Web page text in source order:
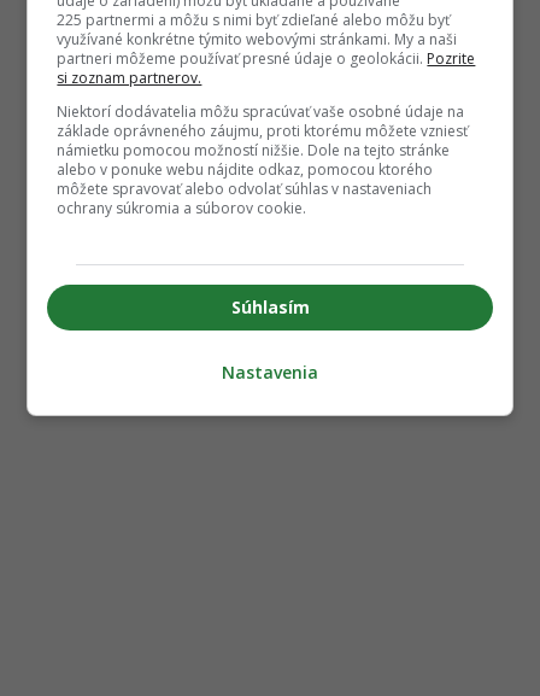
225 partnermi a môžu s nimi byť zdieľané alebo môžu byť
využívané konkrétne týmito webovými stránkami. My a naši
partneri môžeme používať presné údaje o geolokácii. Pozrite
si zoznam partnerov.
Niektorí dodávatelia môžu spracúvať vaše osobné údaje na
základe oprávneného záujmu, proti ktorému môžete vzniesť
námietku pomocou možností nižšie. Dole na tejto stránke
alebo v ponuke webu nájdite odkaz, pomocou ktorého
môžete spravovať alebo odvolať súhlas v nastaveniach
ochrany súkromia a súborov cookie.
Súhlasím
Nastavenia